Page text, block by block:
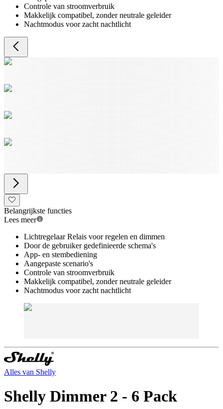
Controle van stroomverbruik
Makkelijk compatibel, zonder neutrale geleider
Nachtmodus voor zacht nachtlicht
Belangrijkste functies
Lees meer
Lichtregelaar Relais voor regelen en dimmen
Door de gebruiker gedefinieerde schema's
App- en stembediening
Aangepaste scenario's
Controle van stroomverbruik
Makkelijk compatibel, zonder neutrale geleider
Nachtmodus voor zacht nachtlicht
Alles van Shelly
Shelly Dimmer 2 - 6 Pack